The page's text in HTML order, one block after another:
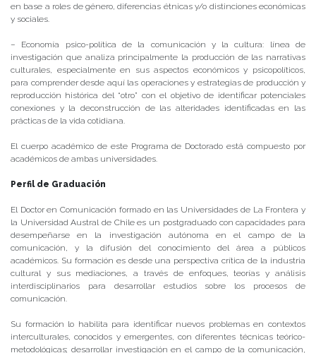
en base a roles de género, diferencias étnicas y/o distinciones económicas
y sociales.
– Economía psico-política de la comunicación y la cultura: línea de
investigación que analiza principalmente la producción de las narrativas
culturales, especialmente en sus aspectos económicos y psicopolíticos,
para comprender desde aquí las operaciones y estrategias de producción y
reproducción histórica del “otro” con el objetivo de identificar potenciales
conexiones y la deconstrucción de las alteridades identificadas en las
prácticas de la vida cotidiana.
El cuerpo académico de este Programa de Doctorado está compuesto por
académicos de ambas universidades.
Perfil de Graduación
El Doctor en Comunicación formado en las Universidades de La Frontera y
la Universidad Austral de Chile es un postgraduado con capacidades para
desempeñarse en la investigación autónoma en el campo de la
comunicación, y la difusión del conocimiento del área a públicos
académicos. Su formación es desde una perspectiva crítica de la industria
cultural y sus mediaciones, a través de enfoques, teorías y análisis
interdisciplinarios para desarrollar estudios sobre los procesos de
comunicación.
Su formación lo habilita para identificar nuevos problemas en contextos
interculturales, conocidos y emergentes, con diferentes técnicas teórico-
metodológicas; desarrollar investigación en el campo de la comunicación,